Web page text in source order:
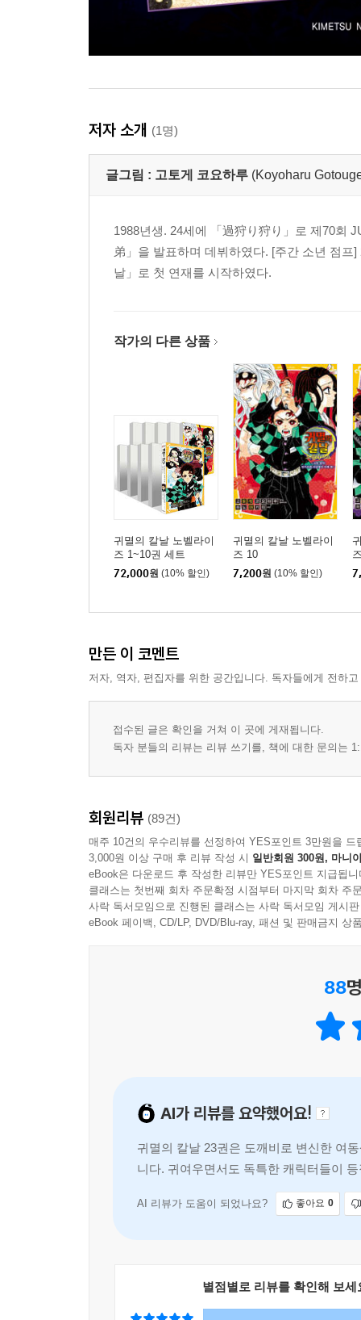
저자 소개 (1명)
글그림 : 고토게 코요하루 (Koyoharu
1988년생. 24세에 「過狩り狩り」로 제70회
弟」을 발표하며 데뷔하였다. [주간 소년 점
날」로 첫 연재를 시작하였다.
작가의 다른 상품
귀멸의 칼날 노벨라이
즈 1~10권 세트
72,000원 (10% 할인)
귀멸의 칼날 노벨라이
즈 10
7,200원 (10% 할인)
만든 이 코멘트
저자, 역자, 편집자를 위한 공간입니다. 독자들에게 전하
접수된 글은 확인을 거쳐 이 곳에 게재됩니다.
독자 분들의 리뷰는 리뷰 쓰기를, 책에 대한 문의는
회원리뷰 (89건)
매주 10건의 우수리뷰를 선정하여 YES포인트 3만원을 드
3,000원 이상 구매 후 리뷰 작성 시 일반회원 300원, 마니
eBook은 다운로드 후 작성한 리뷰만 YES포인트 지급됩니
클래스는 첫번째 회차 주문확정 시점부터 마지막 회차 주
사락 독서모임으로 진행된 클래스는 사락 독서모임 게시
eBook 페이백, CD/LP, DVD/Blu-ray, 패션 및 판매금지 상
88
AI가 리뷰를 요약했어요!
귀멸의 칼날 23권은 도깨비로 변신한 여
니다. 귀여우면서도 독특한 캐릭터들이
야기에 깊이를 더해 애니메이션으로 즐
별점별로 리뷰를 확인해 보세